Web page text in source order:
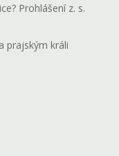
Prohlášení z. s.
prajským králi